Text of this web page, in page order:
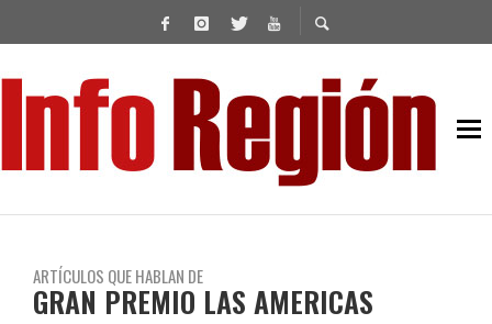
ARTÍCULOS QUE HABLAN DE
GRAN PREMIO LAS AMERICAS